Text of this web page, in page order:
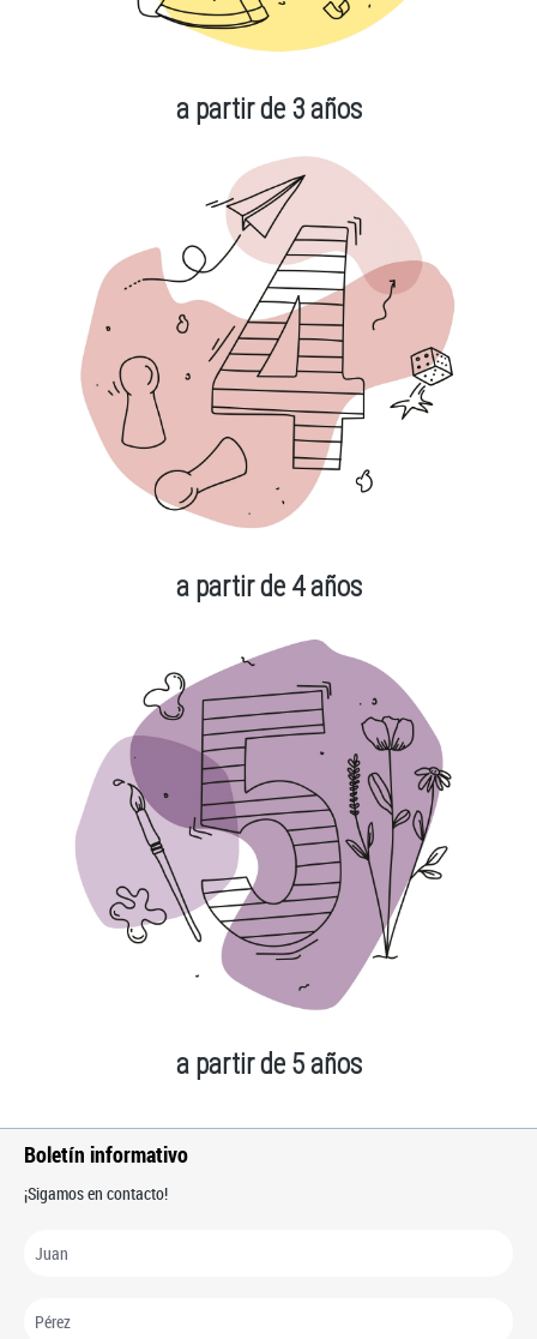
a partir de 3 años
a partir de 4 años
a partir de 5 años
Boletín informativo
¡Sigamos en contacto!